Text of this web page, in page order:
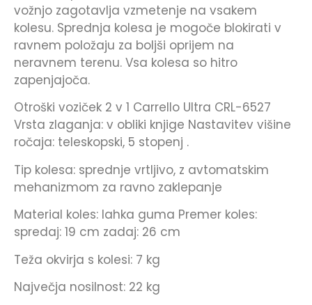
vožnjo zagotavlja vzmetenje na vsakem
kolesu. Sprednja kolesa je mogoče blokirati v
ravnem položaju za boljši oprijem na
neravnem terenu. Vsa kolesa so hitro
zapenjajoča.
Otroški voziček 2 v 1 Carrello Ultra CRL-6527
Vrsta zlaganja: v obliki knjige Nastavitev višine
ročaja: teleskopski, 5 stopenj .
Tip kolesa: sprednje vrtljivo, z avtomatskim
mehanizmom za ravno zaklepanje
Material koles: lahka guma Premer koles:
spredaj: 19 cm zadaj: 26 cm
Teža okvirja s kolesi: 7 kg
Največja nosilnost: 22 kg